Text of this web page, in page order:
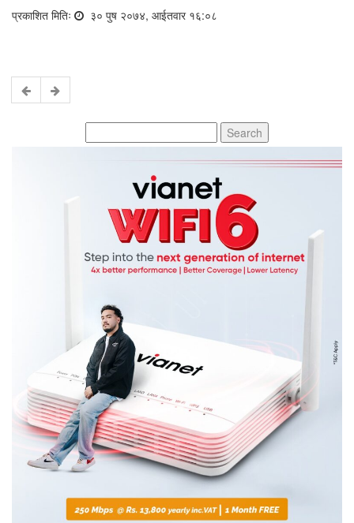
प्रकाशित मितिः ३० पुष २०७४, आईतवार १६:०८
for: